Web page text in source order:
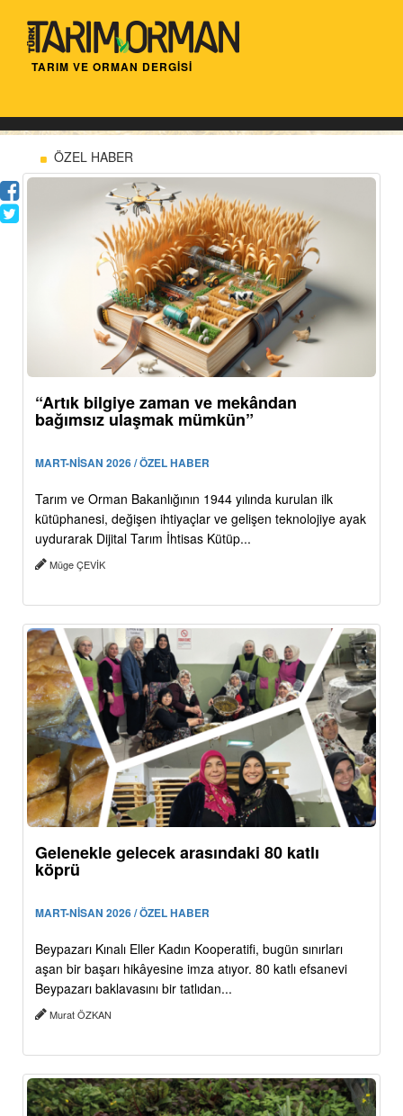
TARIM VE ORMAN DERGİSİ
ÖZEL HABER
“Artık bilgiye zaman ve mekândan
bağımsız ulaşmak mümkün”
MART-NİSAN 2026 / ÖZEL HABER
Tarım ve Orman Bakanlığının 1944 yılında kurulan ilk
kütüphanesi, değişen ihtiyaçlar ve gelişen teknolojiye ayak
uydurarak Dijital Tarım İhtisas Kütüp...
Müge ÇEVİK
Gelenekle gelecek arasındaki 80 katlı
köprü
MART-NİSAN 2026 / ÖZEL HABER
Beypazarı Kınalı Eller Kadın Kooperatifi, bugün sınırları
aşan bir başarı hikâyesine imza atıyor. 80 katlı efsanevi
Beypazarı baklavasını bir tatlıdan...
Murat ÖZKAN